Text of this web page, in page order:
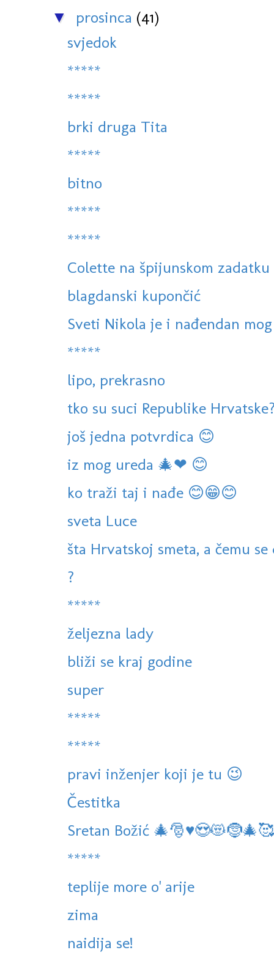
▼ prosinca (41)
svjedok
*****
*****
brki druga Tita
*****
bitno
*****
*****
Colette na špijunskom
blagdanski kupončić
Sveti Nikola je i nađendan
*****
lipo, prekrasno
tko su suci Republike
još jedna potvrdica 😊
iz mog ureda 🎄❤ 😊
ko traži taj i nađe 😊😁😊
sveta Luce
šta Hrvatskoj smeta, a čemu
?
*****
željezna lady
bliži se kraj godine
super
*****
*****
pravi inženjer koji je tu 😉
Čestitka
Sretan Božić 🎄🎅♥️😍😻🤶🎄🥰
*****
teplije more o' arije
zima
naidija se!